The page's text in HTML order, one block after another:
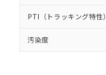
PTI（トラッキング特性）
汚染度